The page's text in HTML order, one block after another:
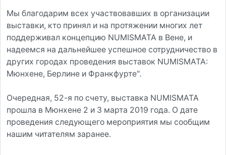
Мы благодарим всех участвовавших в организации
выставки, кто принял и на протяжении многих лет
поддерживал концепцию NUMISMATA в Вене, и
надеемся на дальнейшее успешное сотрудничество в
других городах проведения выставок NUMISMATA:
Мюнхене, Берлине и Франкфурте".
Очередная, 52-я по счету, выставка NUMISMATA
прошла в Мюнхене 2 и 3 марта 2019 года. О дате
проведения следующего мероприятия мы сообщим
нашим читателям заранее.